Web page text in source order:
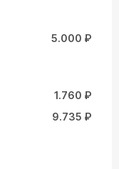
5.000 ₽
1.760 ₽
9.735 ₽